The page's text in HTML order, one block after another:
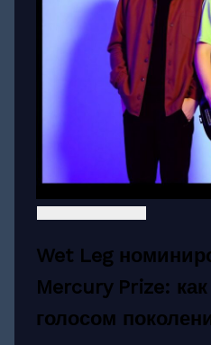
Wet Leg
Mercury Prize:
голосом